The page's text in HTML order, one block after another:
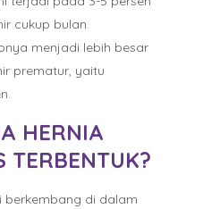
cukup bulan.
menjadi lebih besar
prematur, yaitu
HERNIA
TERBENTUK?
berkembang di dalam